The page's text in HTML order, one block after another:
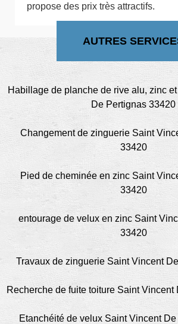
propose des prix très attractifs.
AUTRES
Habillage de planche de rive alu, zinc
De Pertignas 33420
Changement de zinguerie Saint
33420
Pied de cheminée en zinc Saint
33420
entourage de velux en zinc Saint
33420
Travaux de zinguerie Saint Vincent
Recherche de fuite toiture Saint Vincent
Etanchéité de velux Saint Vincent